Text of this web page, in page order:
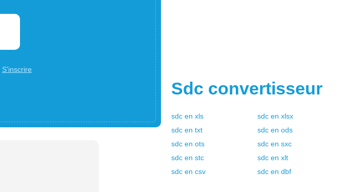
S'inscrire
Sdc convertisseur
sdc en xls sdc en xlsx
sdc en txt sdc en ods
sdc en ots sdc en sxc
sdc en stc sdc en xlt
sdc en csv sdc en dbf